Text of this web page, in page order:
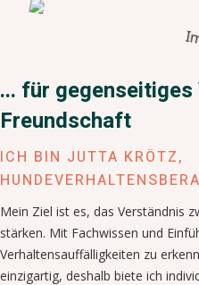
... für
Freundschaft
ICH BIN JUTTA KRÖTZ,
Mein Ziel ist es, das Verständnis
stärken. Mit Fachwissen und
Verhaltensauffälligkeiten zu
einzigartig, deshalb biete ich